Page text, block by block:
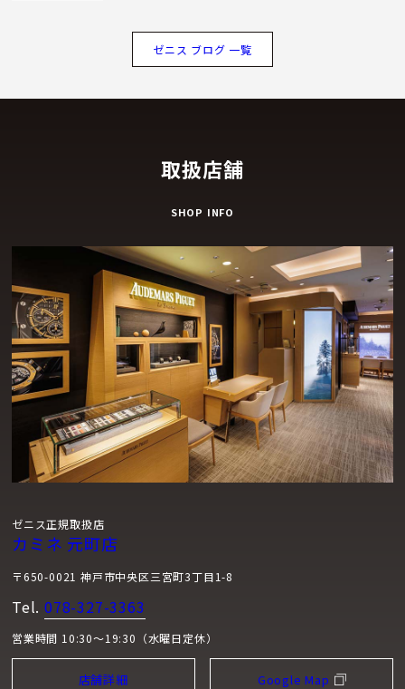
ゼニス ブログ 一覧
取扱店舗
SHOP INFO
ゼニス正規取扱店
カミネ 元町店
〒650-0021 神戸市中央区三宮町3丁目1-8
Tel. 078-327-3363
営業時間 10:30～19:30（水曜日定休）
店舗詳細 Google Map